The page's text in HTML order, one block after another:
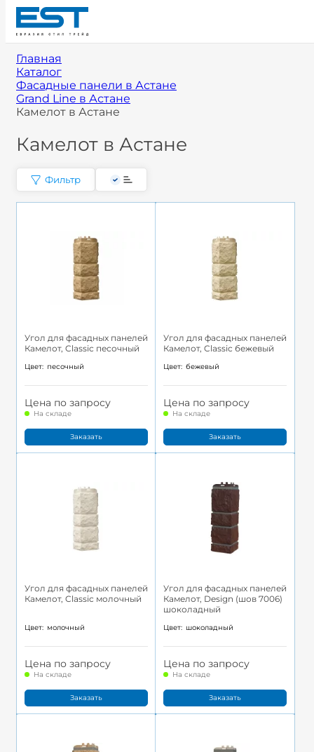
Главная
Каталог
Фасадные панели в Астане
Grand Line в Астане
Камелот в Астане
Камелот в Астане
Фильтр
Угол для фасадных панелей
Камелот, Classic песочный
Цвет: песочный
Цена по запросу
На складе
Заказать
Угол для фасадных панелей
Камелот, Classic бежевый
Цвет: бежевый
Цена по запросу
На складе
Заказать
Угол для фасадных панелей
Камелот, Classic молочный
Цвет: молочный
Цена по запросу
На складе
Заказать
Угол для фасадных панелей
Камелот, Design (шов 7006)
шоколадный
Цвет: шоколадный
Цена по запросу
На складе
Заказать